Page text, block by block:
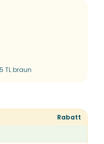
TL braun
Rabatt